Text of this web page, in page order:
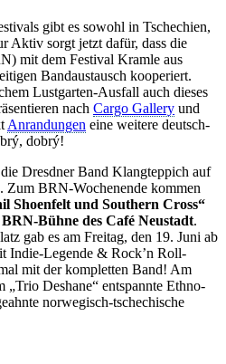
gibt es sowohl in Tschechien,
Aktiv sorgt jetzt dafür, dass die
mit dem Festival Kramle aus
Bandaustausch kooperiert.
Lustgarten-Ausfall auch dieses
nach Cargo Gallery und
Anrandungen eine weitere deutsch-
dobrý!
Dresdner Band Klangteppich auf
Zum BRN-Wochenende kommen
Shoenfelt und Southern Cross“
Bühne des Café Neustadt.
gab es am Freitag, den 19. Juni ab
Indie-Legende & Rock’n Roll-
mit der kompletten Band! Am
„Trio Deshane“ entspannte Ethno-
norwegisch-tschechische